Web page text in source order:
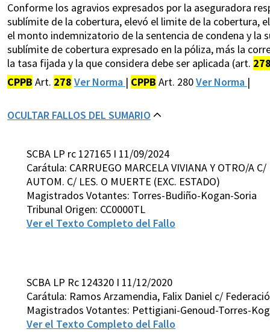
Conforme los agravios expresados por la aseguradora
sublímite de la cobertura, elevó el limite de la cobertura,
el monto indemnizatorio de la sentencia de condena y la
sublímite de cobertura expresado en la póliza, más la
la tasa fijada y la que considera debe ser aplicada (art.
CPPB Art. 278 Ver Norma | CPPB Art. 280Ver Norma |
OCULTAR FALLOS DEL SUMARIO
SCBA LP rc 127165 I 11/09/2024
Carátula: CARRUEGO MARCELA VIVIANA Y OTRO/A
AUTOM. C/ LES. O MUERTE (EXC. ESTADO)
Magistrados Votantes: Torres-Budiño-Kogan-Soria
Tribunal Origen: CC0000TL
Ver el Texto Completo del Fallo
SCBA LP Rc 124320 I 11/12/2020
Carátula: Ramos Arzamendia, Falix Daniel c/
Magistrados Votantes: Pettigiani-Genoud-Torres-
Ver el Texto Completo del Fallo